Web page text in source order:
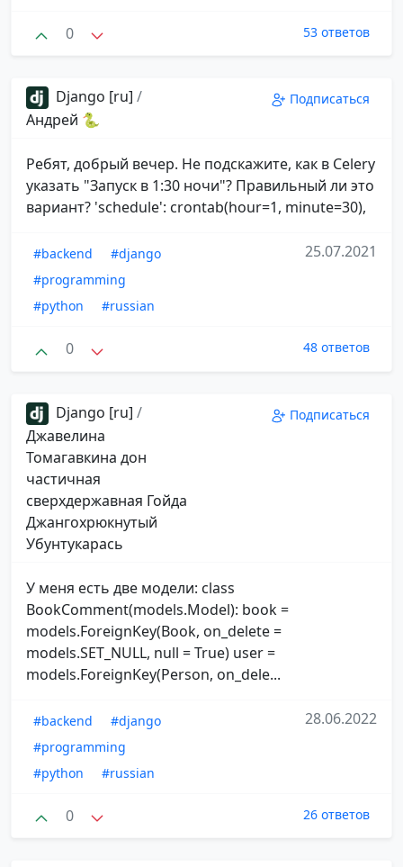
0 53 ответов
Django [ru] /
Андрей 🐍
Подписаться
Ребят, добрый вечер. Не подскажите, как в Celery
указать "Запуск в 1:30 ночи"? Правильный ли это
вариант? 'schedule': crontab(hour=1, minute=30),
#backend
#django
#programming
#python
#russian
25.07.2021
0 48 ответов
Django [ru] /
Джавелина
Томагавкина дон
частичная
сверхдержавная Гойда
Джангохрюкнутый
Убунтукарась
Подписаться
У меня есть две модели: class
BookComment(models.Model): book =
models.ForeignKey(Book, on_delete =
models.SET_NULL, null = True) user =
models.ForeignKey(Person, on_dele...
#backend
#django
#programming
#python
#russian
28.06.2022
0 26 ответов